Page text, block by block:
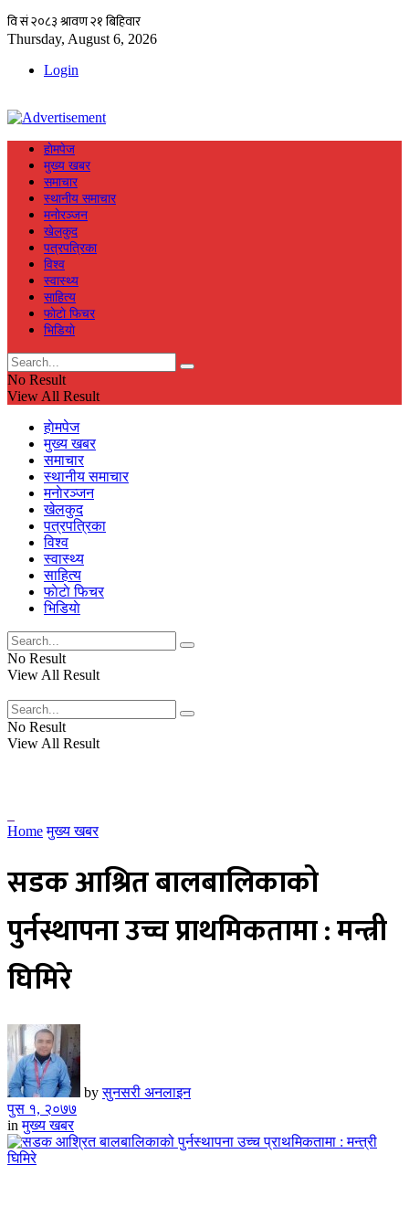
Thursday, August 6, 2026
Login
हाेमपेज
मुख्य खबर
समाचार
स्थानीय समाचार
मनाेरञ्जन
खेलकुद
पत्रपत्रिका
विश्व
स्वास्थ्य
साहित्य
फाेटाे फिचर
भिडियाे
No Result
View All Result
हाेमपेज
मुख्य खबर
समाचार
स्थानीय समाचार
मनाेरञ्जन
खेलकुद
पत्रपत्रिका
विश्व
स्वास्थ्य
साहित्य
फाेटाे फिचर
भिडियाे
No Result
View All Result
No Result
View All Result
Home मुख्य खबर
सडक आश्रित बालबालिकाको
पुर्नस्थापना उच्च प्राथमिकतामा : मन्त्री
घिमिरे
by सुनसरी अनलाइन
पुस १, २०७७
in मुख्य खबर